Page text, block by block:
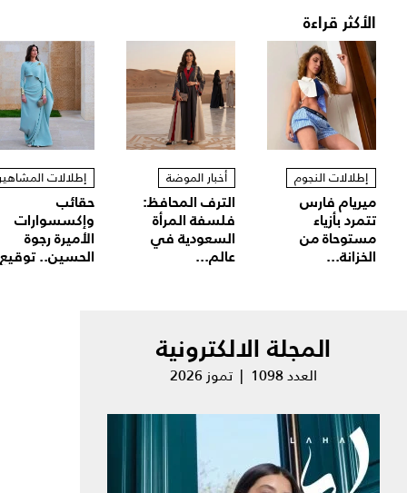
الأكثر قراءة
إطلالات النجوم
ميريام فارس
تتمرد بأزياء
مستوحاة من
الخزانة...
أخبار الموضة
الترف المحافظ:
فلسفة المرأة
السعودية في
عالم...
إطلالات
حقائب
وإكسسوارات
الأميرة رجوة
الحسين..
المجلة الالكترونية
العدد 1098 | تموز 2026